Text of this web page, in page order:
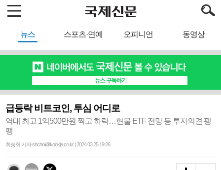
뉴스 스포츠·연예 오피니언 동영상
급등락 비트코인, 투심 어디로
역대 최고 1억500만원 찍고 하락…현물 ETF 전망 등 투자의견 팽
팽
최승희 기자 shchoi@kookje.co.kr | 2024.03.25 19:26